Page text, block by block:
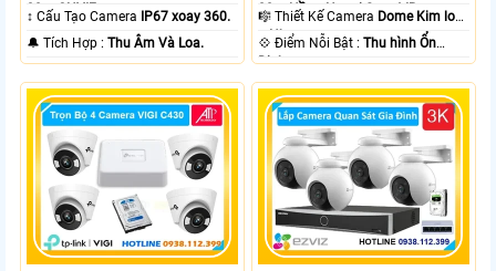
30m ONVIF.
↕️ Cấu Tạo Camera
IP67 xoay 360.
️🔔 Tích Hợp :Thu Âm Và Loa.
20m Hồng Ngoại Smart IR.
🎼️ Thiết Kế Camera Dome Kim loại
+ Nhựa.
️💠 Điểm Nỗi Bật :Thu hình Ổn
Định.